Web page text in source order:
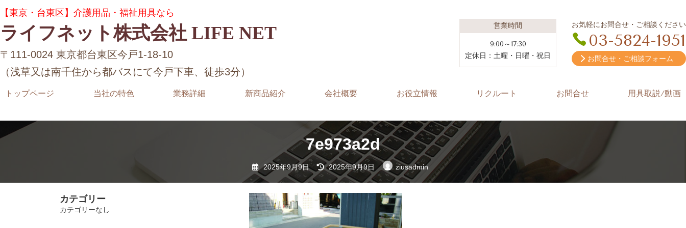
ン
テ
へ
ス
キ
ビ
ゲ
ョ
ン
に
【東京・台東区】介護用品・福祉用具なら
ライフネット株式会社 LIFE NET
グ
ー
プ
リ
ク
〒111-0024 東京都台東区今戸1-18-10
（浅草又は南千住から都バスにて今戸下車、徒歩3分）
営業時間
9:00～17:30
定休日：土曜・日曜・祝日
お気軽にお問合せ・ご相談ください
03-5824-1951
お問合せ・ご相談フォーム
トップページ 当社の特色 業務詳細 新商品紹介 会社概要 お役立情報 リクルート お問合せ 用具取説/動画
7e973a2d
2025年9月9日
最
終
更
新
時
:
2025年9月9日 ziusadmin
カテゴリー
カテゴリーなし